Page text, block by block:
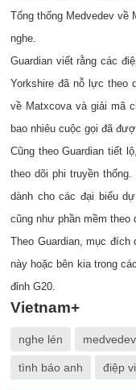
Tổng thống Medvedev về
nghe.
Guardian viết rằng các
Yorkshire đã nỗ lực theo
về Matxcova và giải mã
bao nhiêu cuộc gọi đã
Cũng theo Guardian tiết
theo dõi phi truyền
dành cho các đại biểu
cũng như phần mềm
Theo Guardian, mục
này hoặc bên kia trong
đỉnh G20.
Vietnam+
nghe lén medvedev
tình báo anh điệp